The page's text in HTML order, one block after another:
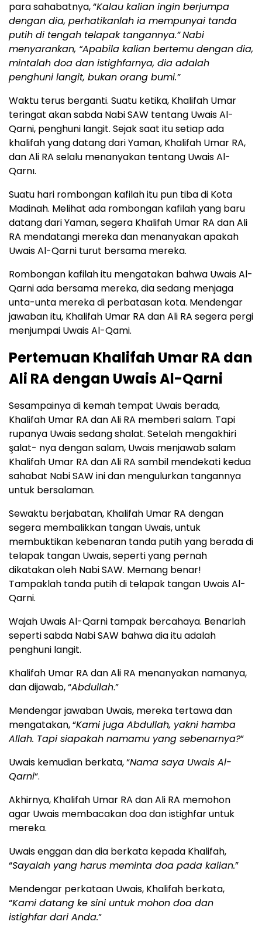
para sahabatnya, “Kalau kalian ingin berjumpa
dengan dia, perhatikanlah ia mempunyai tanda
putih di tengah telapak tangannya.”Nabi
menyarankan, “Apabila kalian bertemu dengan dia,
mintalah doa dan istighfarnya, dia adalah
penghuni langit, bukan orang bumi.”
Waktu terus berganti. Suatu ketika, Khalifah Umar
teringat akan sabda Nabi SAW tentang Uwais Al-
Qarni, penghuni langit. Sejak saat itu setiap ada
khalifah yang datang dari Yaman, Khalifah Umar RA,
dan Ali RA selalu menanyakan tentang Uwais Al-
Qarnı.
Suatu hari rombongan kafilah itu pun tiba di Kota
Madinah. Melihat ada rombongan kafilah yang baru
datang dari Yaman, segera Khalifah Umar RA dan Ali
RA mendatangi mereka dan menanyakan apakah
Uwais Al-Qarni turut bersama mereka.
Rombongan kafilah itu mengatakan bahwa Uwais Al-
Qarni ada bersama mereka, dia sedang menjaga
unta-unta mereka di perbatasan kota. Mendengar
jawaban itu, Khalifah Umar RA dan Ali RA segera pergi
menjumpai Uwais Al-Qami.
Pertemuan Khalifah Umar RA dan
Ali RA dengan Uwais Al-Qarni
Sesampainya di kemah tempat Uwais berada,
Khalifah Umar RA dan Ali RA memberi salam. Tapi
rupanya Uwais sedang shalat. Setelah mengakhiri
şalat- nya dengan salam, Uwais menjawab salam
Khalifah Umar RA dan Ali RA sambil mendekati kedua
sahabat Nabi SAW ini dan mengulurkan tangannya
untuk bersalaman.
Sewaktu berjabatan, Khalifah Umar RA dengan
segera membalikkan tangan Uwais, untuk
membuktikan kebenaran tanda putih yang berada di
telapak tangan Uwais, seperti yang pernah
dikatakan oleh Nabi SAW. Memang benar!
Tampaklah tanda putih di telapak tangan Uwais Al-
Qarni.
Wajah Uwais Al-Qarni tampak bercahaya. Benarlah
seperti sabda Nabi SAW bahwa dia itu adalah
penghuni langit.
Khalifah Umar RA dan Ali RA menanyakan namanya,
dan dijawab, “Abdullah.”
Mendengar jawaban Uwais, mereka tertawa dan
mengatakan, “Kami juga Abdullah, yakni hamba
Allah. Tapi siapakah namamu yang sebenarnya?”
Uwais kemudian berkata, “Nama saya Uwais Al-
Qarni“.
Akhirnya, Khalifah Umar RA dan Ali RA memohon
agar Uwais membacakan doa dan istighfar untuk
mereka.
Uwais enggan dan dia berkata kepada Khalifah,
“Sayalah yang harus meminta doa pada kalian.”
Mendengar perkataan Uwais, Khalifah berkata,
“Kami datang ke sini untuk mohon doa dan
istighfar dari Anda.”